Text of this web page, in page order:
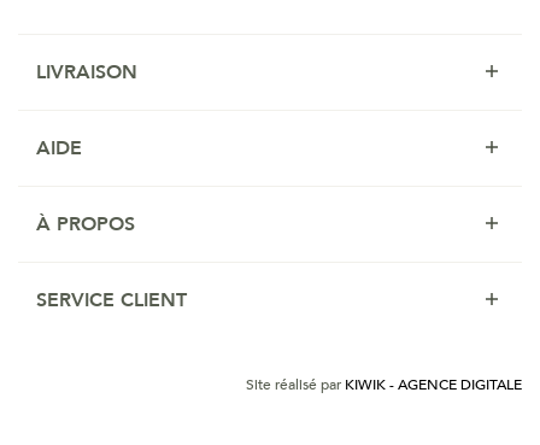
LIVRAISON
AIDE
À PROPOS
SERVICE CLIENT
Site réalisé par KIWIK - AGENCE DIGITALE